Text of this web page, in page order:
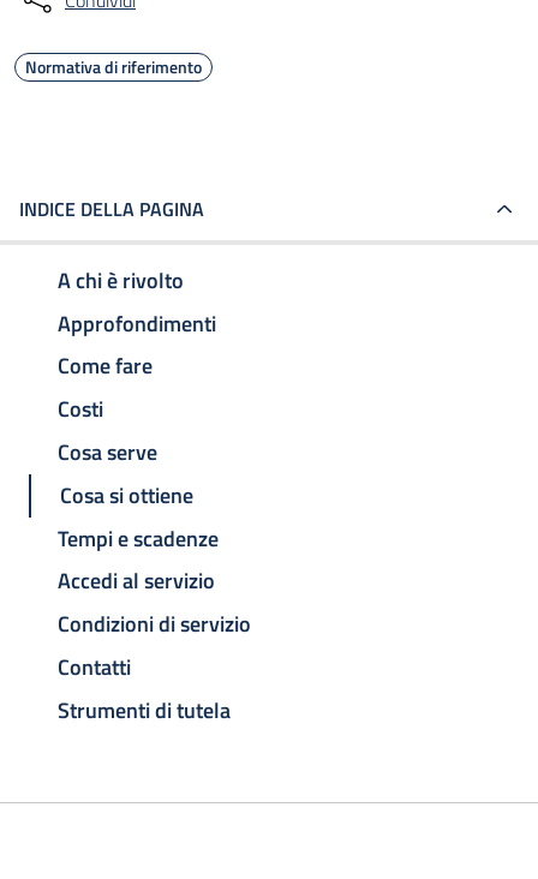
Normativa di riferimento
INDICE DELLA PAGINA
A chi è rivolto
Approfondimenti
Come fare
Costi
Cosa serve
Cosa si ottiene
Tempi e scadenze
Accedi al servizio
Condizioni di servizio
Contatti
Strumenti di tutela